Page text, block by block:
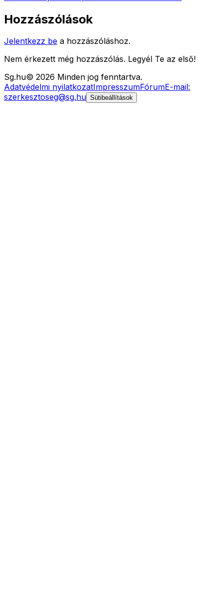
Hozzászólások
Jelentkezz be a hozzászóláshoz.
Nem érkezett még hozzászólás. Legyél Te az első!
Sg.hu© 2026 Minden jog fenntartva.
Adatvédelmi nyilatkozatImpresszumFórumE-mail:
szerkesztoseg@sg.hu Sütibeállítások